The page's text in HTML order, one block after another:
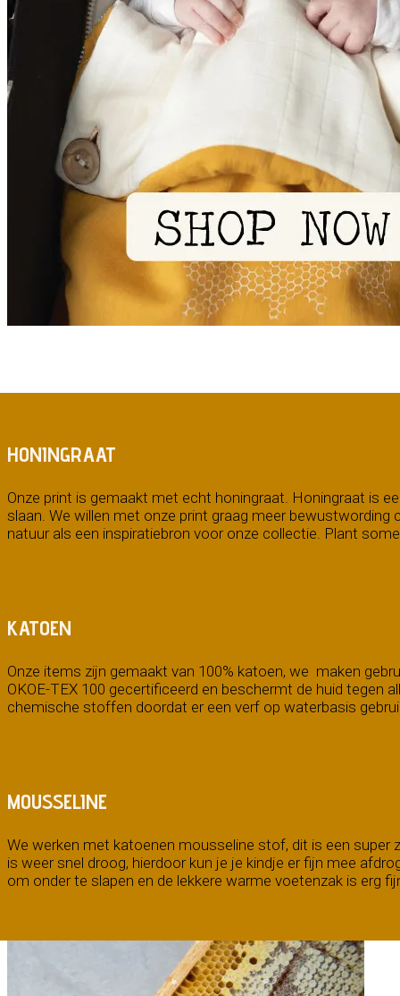
HONINGRAAT
Onze print is gemaakt met echt honingraat. Honingraat is
slaan. We willen met onze print graag meer
natuur als een inspiratiebron voor onze collectie. Plant
KATOEN
Onze items zijn gemaakt van 100% katoen, we maken
OKOE-TEX 100 gecertificeerd en beschermt de huid tegen
chemische stoffen doordat er een verf op waterbasis
MOUSSELINE
We werken met katoenen mousseline stof, dit is een
is weer snel droog, hierdoor kun je je kindje er fijn mee
om onder te slapen en de lekkere warme voetenzak is erg